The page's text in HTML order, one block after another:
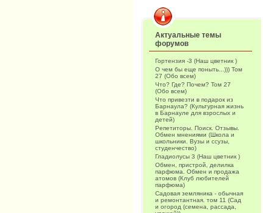
Актуальные темы
форумов
Гортензия -3 (Наш цветник )
О чем бы еще поныть...))) Том
27 (Обо всем)
Что? Где? Почем? Том 27
(Обо всем)
Что привезти в подарок из
Барнаула? (Культурная жизнь
в Барнауле для взрослых и
детей)
Репетиторы. Поиск. Отзывы.
Обмен мнениями (Школа и
школьники. Вузы и ссузы,
студенчество)
Гладиолусы 3 (Наш цветник )
Обмен, пристрой, делилка
парфюма. Обмен и продажа
атомов (Клуб любителей
парфюма)
Садовая земляника - обычная
и ремонтантная. том 11 (Сад
и огород (семена, рассада,